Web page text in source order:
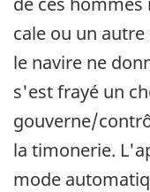
cale ou un
le navire ne
s'est frayé un
gouverne/
la timonerie.
mode